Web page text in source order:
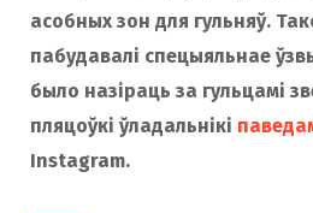
асобных зон для гульняў.
пабудавалі спецыяльнае
было назіраць за гульцамі
пляцоўкі ўладальнікі
Instagram.